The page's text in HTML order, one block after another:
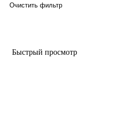
Очистить фильтр
Быстрый просмотр